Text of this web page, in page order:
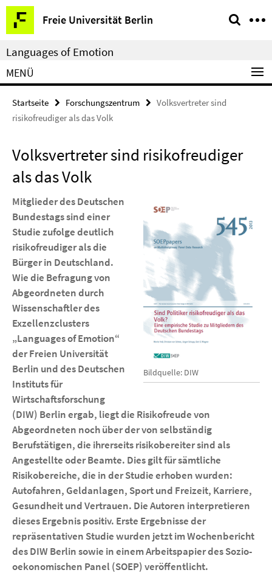
Springe
direkt
zu
Inhalt
Freie Universität Berlin
Service-
Navigation
Languages of Emotion
MENÜ
Startseite Forschungszentrum
Volksvertreter sind
risikofreudiger als das Volk
Volksvertreter sind risikofreudiger
als das Volk
Bildquelle: DIW
Mitglieder des Deutschen
Bundestags sind einer
Studie zufolge deutlich
risikofreudiger als die
Bürger in Deutschland.
Wie die Befragung von
Abgeordneten durch
Wissenschaftler des
Exzellenzclusters
„Languages of Emotion“
der Freien Universität
Berlin und des Deutschen
Instituts für
Wirtschaftsforschung
(DIW) Berlin ergab, liegt die Risikofreude von
Abgeordneten noch über der von selbständig
Berufstätigen, die ihrerseits risikobereiter sind als
Angestellte oder Beamte. Dies gilt für sämtliche
Risikobereiche, die in der Studie erhoben wurden:
Autofahren, Geldanlagen, Sport und Freizeit, Karriere,
Gesundheit und Vertrauen. Die Autoren interpretieren
dieses Ergebnis positiv. Erste Ergebnisse der
repräsentativen Studie wurden jetzt im Wochenbericht
des DIW Berlin sowie in einem Arbeitspapier des Sozio-
oekonomischen Panel (SOEP) veröffentlicht.